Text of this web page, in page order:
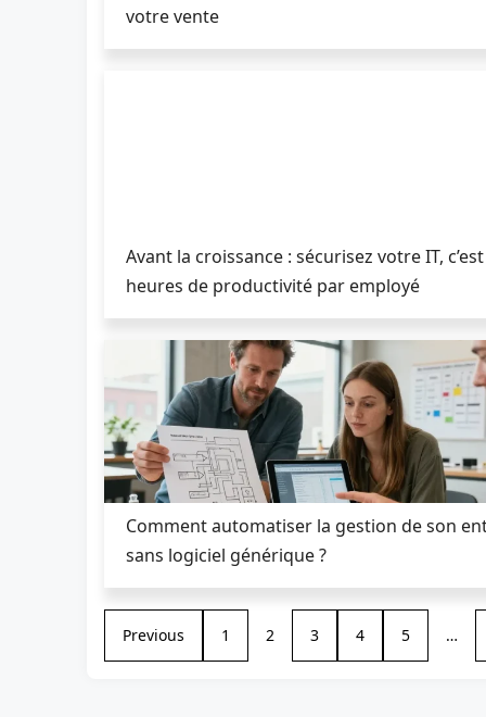
votre vente
Avant la croissance : sécurisez votre IT,
heures de productivité par employé
Comment automatiser la gestion de son
sans logiciel générique ?
Previous 1 2 3 4 5 …